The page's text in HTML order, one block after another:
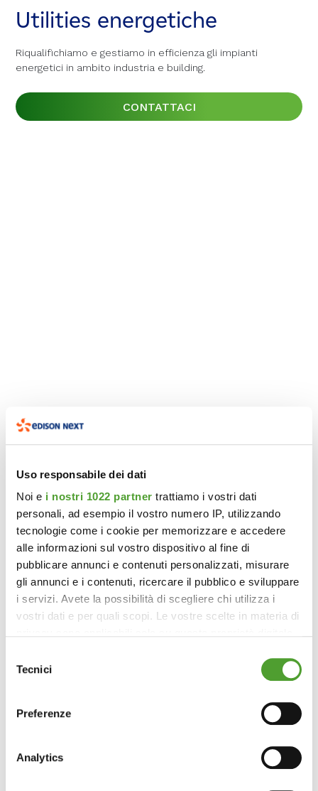
Uso responsabile dei dati
Noi e i nostri 1022 partner trattiamo i vostri dati
personali, ad esempio il vostro numero IP, utilizzando
tecnologie come i cookie per memorizzare e accedere
alle informazioni sul vostro dispositivo al fine di
pubblicare annunci e contenuti personalizzati, misurare
gli annunci e i contenuti, ricercare il pubblico e sviluppare
i servizi. Avete la possibilità di scegliere chi utilizza i
vostri dati e per quali scopi. Le vostre scelte in materia di
modificare o revocare il proprio consenso in qualsiasi
momento dalla Dichiarazione sui cookie o facendo clic
raccogliere informazioni sulla tua posizione
geografica, con un'approssimazione di qualche
delTecnici
Preferenze
Analytics
Utilities energetiche
Riqualifichiamo e gestiamo in efficienza gli impianti
energetici in ambito industria e building.
CONTATTACI
Utilities energetiche
Riqualifichiamo e gestiamo in efficienza gli impianti
energetici in ambito industria e building.
CONTATTACI
Utilities energetiche
Riqualifichiamo e gestiamo in efficienza gli impianti
energetici in ambito industria e building.
CONTATTACI